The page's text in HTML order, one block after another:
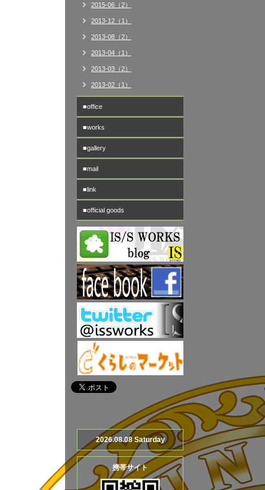
2015-06（2）
2013-12（1）
2013-08（2）
2013-04（1）
2013-03（2）
2013-02（1）
■office
■works
■gallery
■mail
■link
■official goods
2026.08.08 Saturday
携帯サイト